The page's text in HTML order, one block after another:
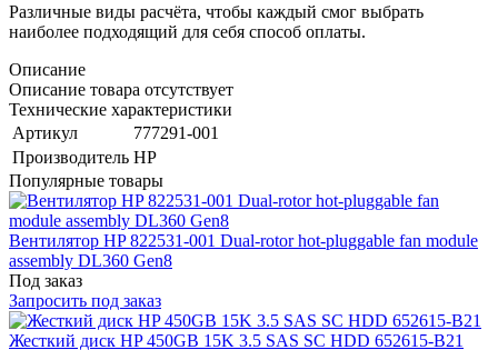
Различные виды расчёта, чтобы каждый смог выбрать
наиболее подходящий для себя способ оплаты.
Описание
Описание товара отсутствует
Технические характеристики
Артикул
777291-001
Производитель HP
Популярные товары
Вентилятор HP 822531-001 Dual-rotor hot-pluggable fan module
assembly DL360 Gen8
Под заказ
Запросить под заказ
Жесткий диск HP 450GB 15K 3.5 SAS SC HDD 652615-B21